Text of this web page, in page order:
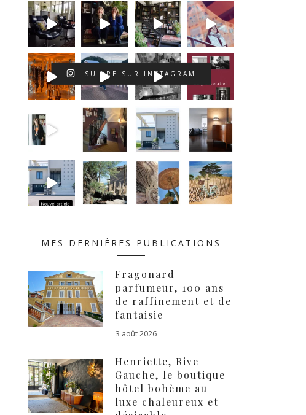
SUIVRE SUR INSTAGRAM
MES DERNIÈRES PUBLICATIONS
Fragonard
parfumeur, 100 ans
de raffinement et de
fantaisie
3 août 2026
Henriette, Rive
Gauche, le boutique-
hôtel bohème au
luxe chaleureux et